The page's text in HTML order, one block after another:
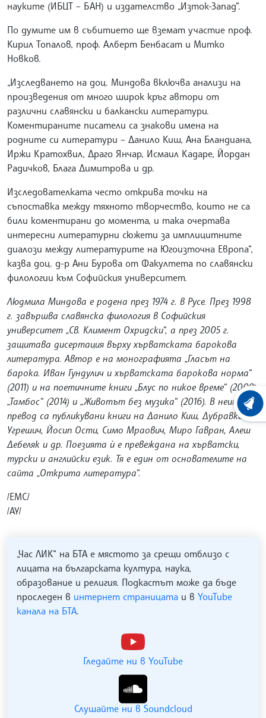
науките (ИБЦТ – БАН) и издателство „Изток-Запад“.
По думите им в събитието ще вземат участие проф.
Кирил Топалов, проф. Алберт Бенбасат и Митко
Новков.
„Изследването на доц. Миндова включва анализи на
произведения от много широк кръг автори от
различни славянски и балкански литератури.
Коментираните писатели са знакови имена на
родните си литератури – Данило Киш, Ана Бландиана,
Иржи Кратохвил, Драго Янчар, Исмаил Кадаре, Йордан
Радичков, Блага Димитрова и др.
Изследователката често открива точки на
съпоставка между тяхното творчество, които не са
били коментирани до момента, и така очертава
интересни литературни сюжети за имплицитните
диалози между литературите на Югоизточна Европа“,
казва доц. д-р Ани Бурова от Факултета по славянски
филологии към Софийския университет.
Людмила Миндова е родена през 1974 г. в Русе. През 1998
г. завършва славянска филология в Софийския
университет „Св. Климент Охридски“, а през 2005 г.
защитава дисертация върху хърватската барокова
литература. Автор е на монографията „Гласът на
барока. Иван Гундулич и хърватската барокова норма“
(2011) и на поетичните книги „Блус по никое време“ (2009),
„Тамбос“ (2014) и „Животът без музика“ (2016). В неин
превод са публикувани книги на Данило Киш, Дубравка
Угрешич, Йосип Ости, Симо Мраович, Миро Гавран, Алеш
Дебеляк и др. Поезията ѝ е превеждана на хърватски,
турски и английски език. Тя е един от основателите на
сайта „Открита литература“.
/ЕМС/
/АУ/
„Час ЛИК“ на БТА е мястото за срещи отблизо с
лицата на българската култура, наука,
образование и религия. Подкастът може да бъде
проследен в интернет страницата и в YouTube
канала на БТА.
Гледайте ни в YouTube
Слушайте ни в Soundcloud